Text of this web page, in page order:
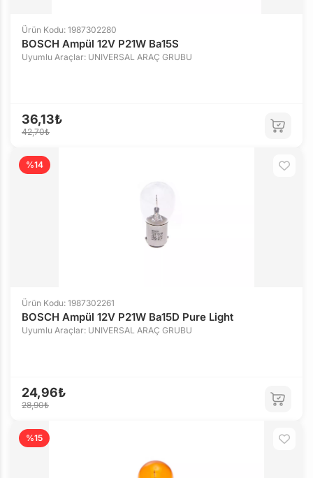
Ürün Kodu: 1987302280
BOSCH Ampül 12V P21W Ba15S
Uyumlu Araçlar: UNIVERSAL ARAÇ GRUBU
36,13₺
42,70₺
%14
Ürün Kodu: 1987302261
BOSCH Ampül 12V P21W Ba15D Pure Light
Uyumlu Araçlar: UNIVERSAL ARAÇ GRUBU
24,96₺
28,90₺
%15